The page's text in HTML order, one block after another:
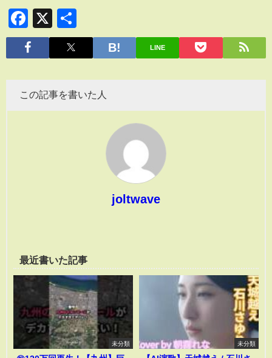
Facebook
X
有
LINE
この記事を書いた人
joltwave
最近書いた記事
未分類 未分類